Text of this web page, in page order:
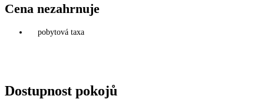
Cena nezahrnuje
pobytová taxa
Dostupnost pokojů